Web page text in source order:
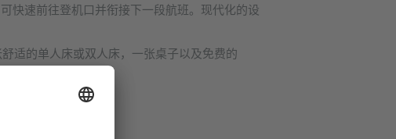
快速前往登机口并衔接下一段航班。现代化的设
适的单人床或双人床，一张桌子以及免费的